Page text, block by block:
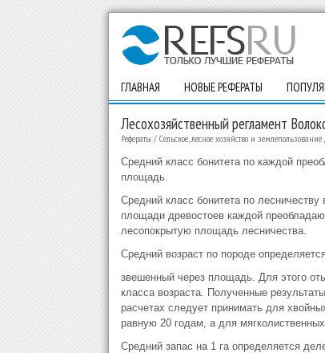
ГЛАВНАЯ НОВЫЕ РЕФЕРАТЫ
Лесохозяйственный регламент
Рефераты / Сельское, лесное хозяйство и землепользование
Средний класс бонитета по каждой
площадь.
Средний класс бонитета по
площади древостоев каждой
лесопокрытую площадь лесничества.
Средний возраст по породе
звешенный через площадь. Для этого
класса возраста. Полученные
расчетах следует принимать для
равную 20 годам, а для
Средний запас на 1 га определяется